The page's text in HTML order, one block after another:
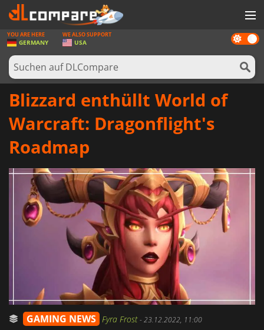
SPIELE
SPIEL KARTEN
SOFTWARE
ANMELDEN ODER REGISTRIEREN
Dark
mode
YOU ARE HERE
GERMANY
WE ALSO SUPPORT
USA
Blizzard enthüllt World of
Warcraft: Dragonflight's
Roadmap
GAMING NEWS Fyra Frost-23.12.2022, 11:00